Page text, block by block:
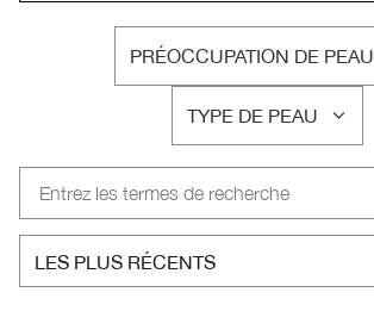
PRÉOCCUPATION DE PEAU
FRANÇAIS
TYPE DE PEAU
FRANÇAIS